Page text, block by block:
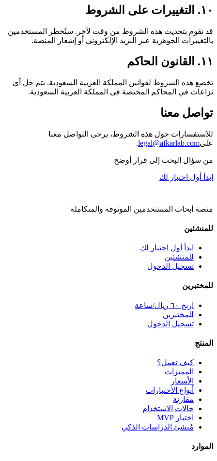
١٠. التغييرات على الشروط
قد نقوم بتحديث هذه الشروط من وقت لآخر. سنُخطر المستخدمين
بالتغييرات الجوهرية عبر البريد الإلكتروني أو إشعار المنصة.
١١. القانون الحاكم
تخضع هذه الشروط لقوانين المملكة العربية السعودية. يتم حل أي
نزاعات في المحاكم المختصة في المملكة العربية السعودية.
تواصل معنا
للاستفسارات حول هذه الشروط، يرجى التواصل معنا
علىlegal@afkarlab.com
.
من سؤال البحث إلى قرار أوضح
ابدأ أول اختبار لك
منصة أبحاث المستخدمين الموثوقة والمتكاملة
للمنشئين
ابدأ أول اختبار لك
للمنشئين
تسجيل الدخول
للمختبرين
اربح ٦٠ ريال/ساعة
للمختبرين
تسجيل الدخول
المنتج
كيف نعمل؟
المميزات
الأسعار
أنواع الاختبارات
مقارنة
حالات الاستخدام
اختبار MVP
مُنشئ الدراسات الذكي
الموارد